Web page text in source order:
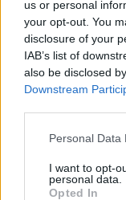
us or personal
your opt-out. You
disclosure of your
IAB’s list of
also be disclosed
Downstream
Personal Data
I want to opt-
personal data.
Opted In
Un défi quotidien
Entrez
Recherche